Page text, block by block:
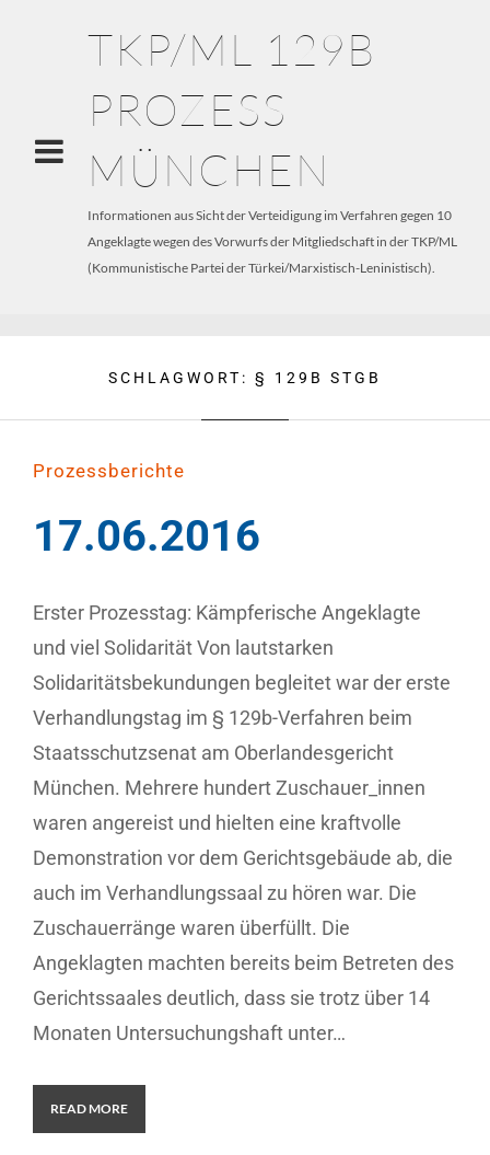
TKP/ML 129B
PROZESS
MÜNCHEN
Informationen aus Sicht der Verteidigung im Verfahren gegen 10
Angeklagte wegen des Vorwurfs der Mitgliedschaft in der TKP/ML
(Kommunistische Partei der Türkei/Marxistisch-Leninistisch).
SCHLAGWORT: § 129B STGB
Prozessberichte
17.06.2016
Erster Prozesstag: Kämpferische Angeklagte
und viel Solidarität Von lautstarken
Solidaritätsbekundungen begleitet war der erste
Verhandlungstag im § 129b-Verfahren beim
Staatsschutzsenat am Oberlandesgericht
München. Mehrere hundert Zuschauer_innen
waren angereist und hielten eine kraftvolle
Demonstration vor dem Gerichtsgebäude ab, die
auch im Verhandlungssaal zu hören war. Die
Zuschauerränge waren überfüllt. Die
Angeklagten machten bereits beim Betreten des
Gerichtssaales deutlich, dass sie trotz über 14
Monaten Untersuchungshaft unter…
READ MORE